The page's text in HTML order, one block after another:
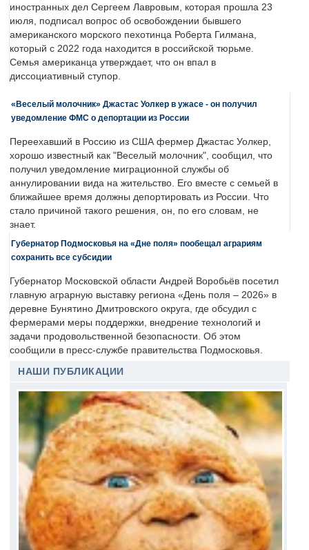
иностранных дел Сергеем Лавровым, которая прошла 23
июля, подписал вопрос об освобождении бывшего
американского морского пехотинца Роберта Гилмана,
который с 2022 года находится в российской тюрьме.
Семья американца утверждает, что он впал в
диссоциативный ступор.
«Веселый молочник» Джастас Уолкер в ужасе - он получил
уведомление ФМС о депортации из России
Переехавший в Россию из США фермер Джастас Уолкер,
хорошо известный как "Веселый молочник", сообщил, что
получил уведомление миграционной службы об
аннулировании вида на жительство. Его вместе с семьей в
ближайшее время должны депортировать из России. Что
стало причиной такого решения, он, по его словам, не
знает.
Губернатор Подмосковья на «Дне поля» пообещал аграриям
сохранить все субсидии
Губернатор Московской области Андрей Воробьёв посетил
главную аграрную выставку региона «День поля – 2026» в
деревне Бунятино Дмитровского округа, где обсудил с
фермерами меры поддержки, внедрение технологий и
задачи продовольственной безопасности. Об этом
сообщили в пресс-службе правительства Подмосковья.
НАШИ ПУБЛИКАЦИИ